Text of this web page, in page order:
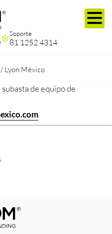
Soporte
81 1252 4314
/Lyon México
de equipo de